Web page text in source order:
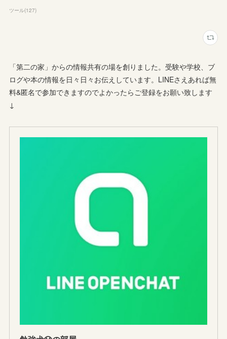
ツール(127)
「第二の家」からの情報共有の場を創りました。受験や学校、ブ
ログや本の情報を日々日々お伝えしています。LINEさえあれば無
料&匿名で参加できますのでよかったらご登録をお願い致します
↓